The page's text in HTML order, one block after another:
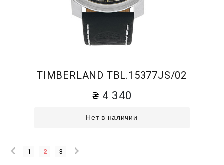
TIMBERLAND TBL.15377JS/02
4 340
Нет в наличии
1 2 3